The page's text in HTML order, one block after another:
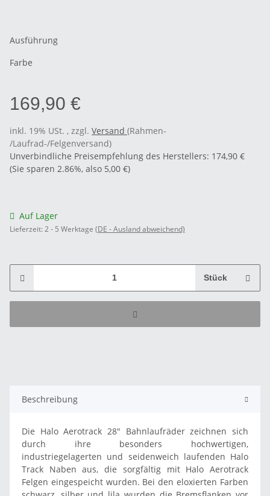
Ausführung
Farbe
169,90 €
inkl. 19% USt. , zzgl. Versand (Rahmen-
/Laufrad-/Felgenversand)
Unverbindliche Preisempfehlung des Herstellers: 174,90 €
(Sie sparen 2.86%, also 5,00 €)
Auf Lager
Lieferzeit: 2 - 5 Werktage (DE - Ausland abweichend)
Stück
Beschreibung
Die Halo Aerotrack 28" Bahnlaufräder zeichnen sich
durch ihre besonders hochwertigen,
industriegelagerten und seidenweich laufenden Halo
Track Naben aus, die sorgfältig mit Halo Aerotrack
Felgen eingespeicht wurden. Bei den eloxierten Farben